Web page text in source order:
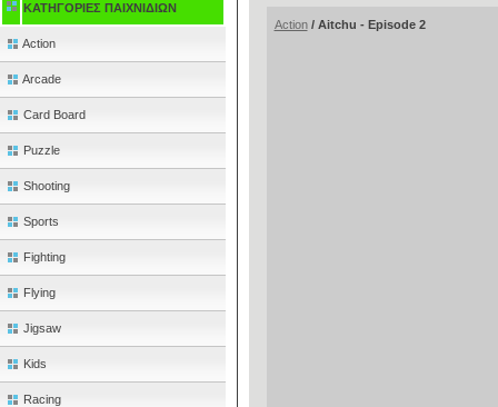
ΚΑΤΗΓΟΡΙΕΣ ΠΑΙΧΝΙΔΙΩΝ
Action
Arcade
Card Board
Puzzle
Shooting
Sports
Fighting
Flying
Jigsaw
Kids
Racing
Action/ Aitchu - Episode 2